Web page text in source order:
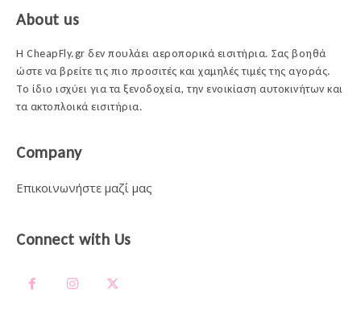
About us
Η CheapFly.gr δεν πουλάει αεροπορικά εισιτήρια. Σας βοηθά
ώστε να βρείτε τις πιο προσιτές και χαμηλές τιμές της αγοράς.
Το ίδιο ισχύει για τα ξενοδοχεία, την ενοικίαση αυτοκινήτων και
τα ακτοπλοικά εισιτήρια.
Company
Επικοινωνήστε μαζί μας
Connect with Us